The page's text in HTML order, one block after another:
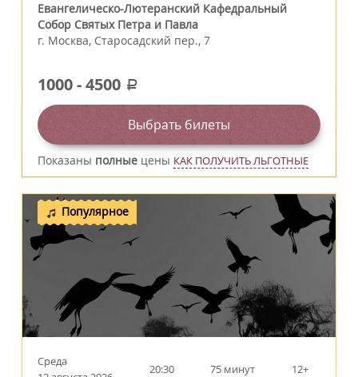
Евангелическо-Лютеранский Кафедральный
Собор Святых Петра и Павла
г. Москва, Старосадский пер., 7
1000-4500 a
Выбрать билеты
Показаны полные цены КАК ПОЛУЧИТЬ ЛЬГОТНЫЕ
Популярное
Среда
20:30 75 минут 12+